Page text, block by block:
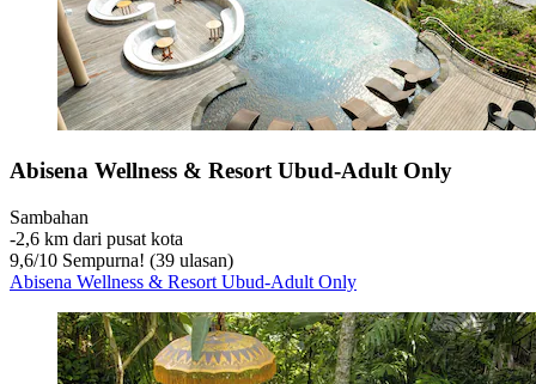
Abisena Wellness & Resort Ubud-Adult Only
Sambahan
‐2,6 km dari pusat kota
9,6/10 Sempurna! (39 ulasan)
Abisena Wellness & Resort Ubud-Adult Only